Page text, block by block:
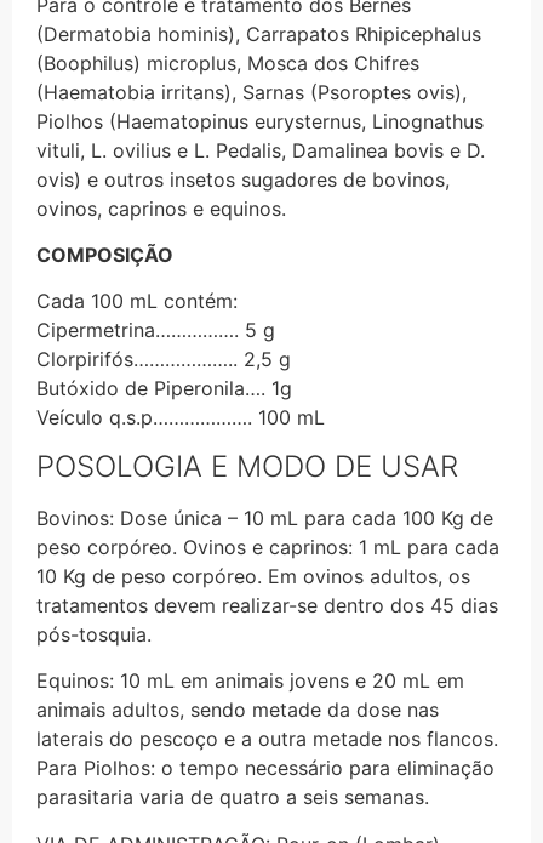
(Dermatobia hominis), Carrapatos Rhipicephalus
(Boophilus) microplus, Mosca dos Chifres
(Haematobia irritans), Sarnas (Psoroptes ovis),
Piolhos (Haematopinus eurysternus, Linognathus
vituli, L. ovilius e L. Pedalis, Damalinea bovis e D.
ovis) e outros insetos sugadores de bovinos,
ovinos, caprinos e equinos.
COMPOSIÇÃO
Cada 100 mL contém:
Cipermetrina……………. 5 g
Clorpirifós……………….. 2,5 g
Butóxido de Piperonila…. 1g
Veículo q.s.p………………. 100 mL
POSOLOGIA E MODO DE USAR
Bovinos: Dose única – 10 mL para cada 100 Kg de
peso corpóreo. Ovinos e caprinos: 1 mL para cada
10 Kg de peso corpóreo. Em ovinos adultos, os
tratamentos devem realizar-se dentro dos 45 dias
pós-tosquia.
Equinos: 10 mL em animais jovens e 20 mL em
animais adultos, sendo metade da dose nas
laterais do pescoço e a outra metade nos flancos.
Para Piolhos: o tempo necessário para eliminação
parasitaria varia de quatro a seis semanas.